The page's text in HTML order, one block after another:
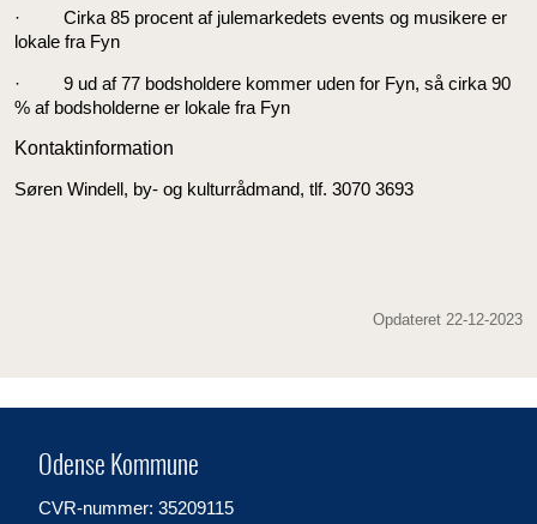
· Cirka 85 procent af julemarkedets events og musikere er
lokale fra Fyn
· 9 ud af 77 bodsholdere kommer uden for Fyn, så cirka 90
% af bodsholderne er lokale fra Fyn
Kontaktinformation
Søren Windell, by- og kulturrådmand, tlf. 3070 3693
Opdateret 22-12-2023
Odense Kommune
CVR-nummer: 35209115